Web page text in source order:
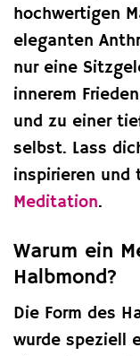
hochwertigen
eleganten
nur eine
innerem
und zu einer
selbst. Lass
inspirieren und
Meditation.
Warum ein
Halbmond?
Die Form des
wurde speziell